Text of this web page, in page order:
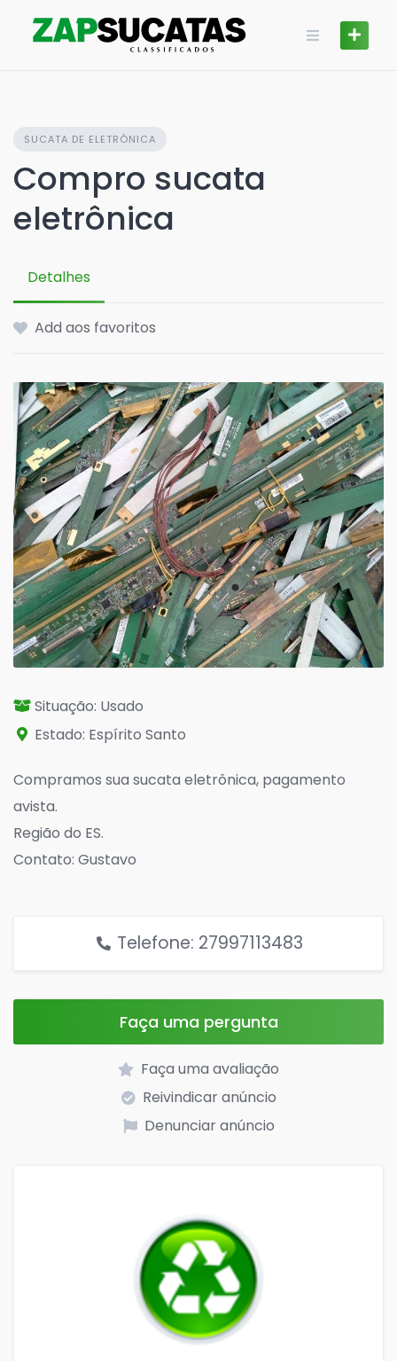
SUCATA DE ELETRÔNICA
Compro sucata
eletrônica
Detalhes
Add aos favoritos
Situação: Usado
Estado: Espírito Santo
Compramos sua sucata eletrônica, pagamento
avista.
Região do ES.
Contato: Gustavo
Telefone: 27997113483
Faça uma pergunta
Faça uma avaliação
Reivindicar anúncio
Denunciar anúncio